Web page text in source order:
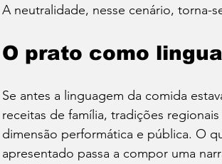
A neutralidade, nesse cenário, torna-
O prato como
Se antes a linguagem da comida
receitas de família, tradições
dimensão performática e pública. O
apresentado passa a compor uma